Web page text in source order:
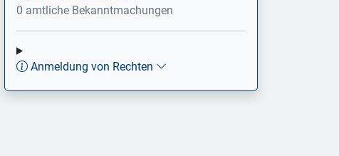
0 amtliche Bekanntmachungen
Anmeldung von Rechten